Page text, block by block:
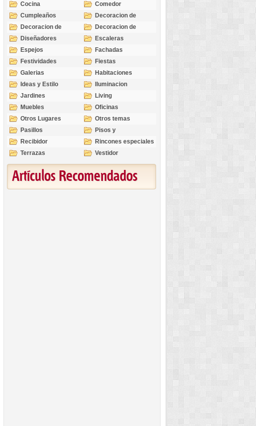
Cocina
Comedor
Cumpleaños
Decoracion de
Exteriores
Decoracion de
Interiores
Decoracion de
Ocasiones
Diseñadores
Escaleras
Espejos
Fachadas
Festividades
Fiestas
Galerias
Habitaciones
Ideas y Estilo
Iluminacion
Jardines
Living
Muebles
Oficinas
Otros Lugares
Otros temas
Pasillos
Pisos y
revestimientos
Recibidor
Rincones especiales
Terrazas
Vestidor
Artículos Recomendados